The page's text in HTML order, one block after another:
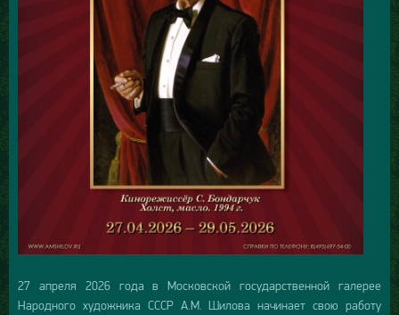
27 апреля 2026 года в Московской государственной галерее
Народного художника СССР А.М. Шилова начинает свою работу